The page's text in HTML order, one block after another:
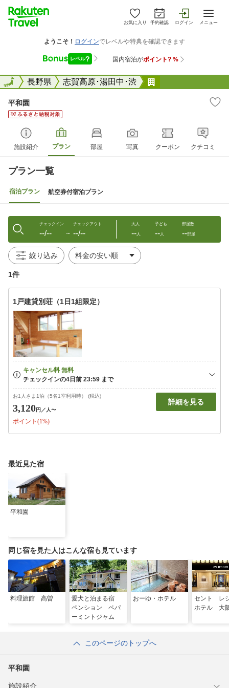
お気に入り 予約確認 ログイン メニュー
全国長野県 志賀高原･湯田中･渋
全国
平和園
施設紹介 プラン 部屋 写真 クーポン クチコミ
プラン一覧
宿泊プラン 航空券付宿泊プラン
チェックイン
--/-- 〜
チェックアウト
--/--
大人
--人
子ども
--人
部屋数
--部屋
絞り込み
1件
1戸建貸別荘（1日1組限定）
お1人さま1泊（5名1室利用時） (税込)
3,120円 ／人〜
ポイント(1%)
詳細を見る
最近見た宿
平和園
同じ宿を見た人はこんな宿も見ています
料理旅館 高曽
愛犬と泊まる宿
ペンション ペパ
ーミントジャム
おーゆ・ホテル
セント レ
ホテル 大
このページのトップへ
平和園
施設紹介